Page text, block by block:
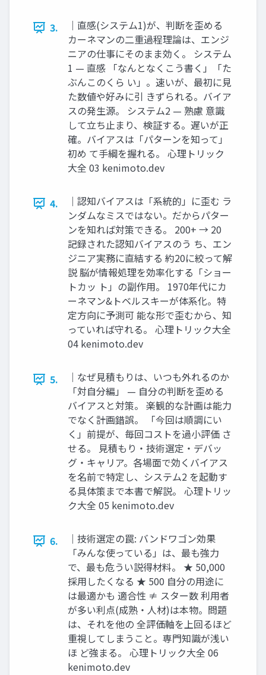
3.
｜直感(システム1)が、判断を歪める
カーネマンの二重過程理論は、エンジ
ニアの仕事にそのまま効く。 システム
1 — 直感 「なんとなくこう書く」「た
ぶんこのくら い」。速いが、最初に見
た数値や好みに引 きずられる。バイア
スの発生源。 システム2 — 熟慮 意識
して立ち止まり、検証する。遅いが正
確。バイアスは「パターンを知って」
初め て手綱を握れる。 心理トリック
大全 03 kenimoto.dev
4.
｜認知バイアスは「系統的」に歪む ラ
ンダムなミスではない。だからパター
ンを知れば対策できる。 200+ → 20
記録された認知バイアスのう ち、エン
ジニア実務に直結する 約20に絞って解
説 脳が情報処理を効率化する「ショー
トカッ ト」の副作用。 1970年代にカ
ーネマン&トベルスキーが体系化。特
定方向に予測可 能な形で歪むから、知
っていれば守れる。 心理トリック大全
04 kenimoto.dev
5.
｜なぜ見積もりは、いつも外れるのか
「対自分編」 — 自分の判断を歪める
バイアスと対策。 楽観的な計画は能力
でなく計画錯誤。 「今回は順調にい
く」前提が、毎回コストを過小評価 さ
せる。 見積もり・技術選定・デバッ
グ・キャリア。各場面で効くバイアス
を名前で特定し、システム2 を起動す
る具体策まで本書で解説。 心理トリッ
ク大全 05 kenimoto.dev
6.
｜技術選定の罠: バンドワゴン効果
「みんな使っている」は、最も強力
で、最も危うい説得材料。 ★ 50,000
採用したくなる ★ 500 自分の用途に
は最適かも 適合性 ≠ スター数 利用者
が多い利点(成熟・人材)は本物。問題
は、それを他の 全評価軸を上回るほど
重視してしまうこと。専門知識が浅い
ほ ど強まる。 心理トリック大全 06
kenimoto.dev